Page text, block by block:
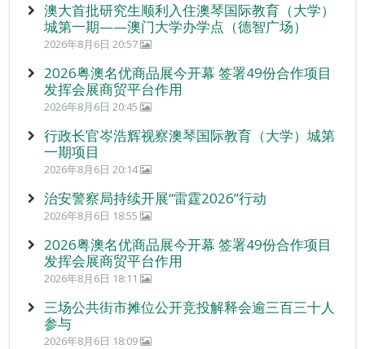
澳大首批研究生顺利入住澳琴国际教育（大学）
城第一期——澳门大学办学点（德智广场）
2026年8月6日 20:57
2026粤澳名优商品展今开幕 签署49份合作项目
发挥会展商贸平台作用
2026年8月6日 20:45
行政长官岑浩辉视察澳琴国际教育（大学）城第
一期项目
2026年8月6日 20:14
治安警察局持续开展“雷霆2026”行动
2026年8月6日 18:55
2026粤澳名优商品展今开幕 签署49份合作项目
发挥会展商贸平台作用
2026年8月6日 18:11
三场公共街市摊位公开竞投解释会逾三百三十人
参与
2026年8月6日 18:09